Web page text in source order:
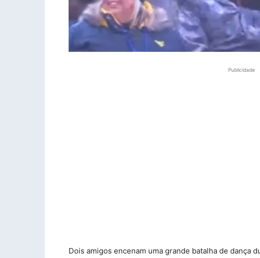
Publicidade
Dois amigos encenam uma grande batalha de dança